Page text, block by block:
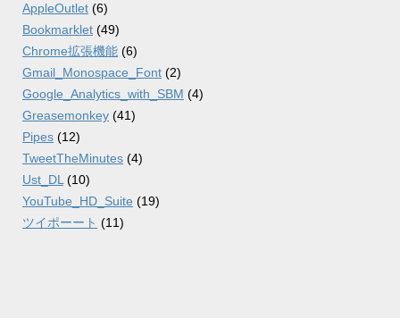
AppleOutlet (6)
Bookmarklet (49)
Chrome拡張機能 (6)
Gmail_Monospace_Font (2)
Google_Analytics_with_SBM (4)
Greasemonkey (41)
Pipes (12)
TweetTheMinutes (4)
Ust_DL (10)
YouTube_HD_Suite (19)
ツイポーート (11)